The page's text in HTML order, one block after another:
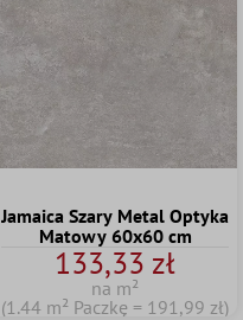
Jamaica Szary Metal Optyka
Matowy 60x60 cm
133,33 zł
na m²
(1.44 m² Paczkę = 191,99 zł)